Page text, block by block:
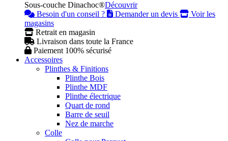
Sous-couche Dinachoc®Découvrir
Besoin d'un conseil ?
Demander un devis
Voir les
magasins
Retrait en magasin
Livraison dans toute la France
Paiement 100% sécurisé
Accessoires
Plinthes & Finitions
Plinthe Bois
Plinthe MDF
Plinthe électrique
Quart de rond
Barre de seuil
Nez de marche
Colle